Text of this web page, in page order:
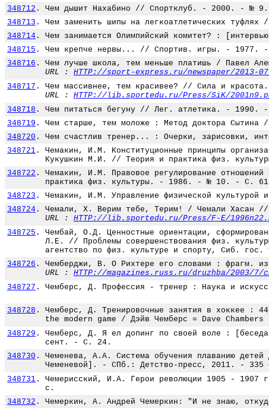
348712 . Чем дышит Нахабино // Спортклуб. - 2000. - №
348713 . Чем заменить шипы на легкоатлетических
348714 . Чем занимается Олимпийский комитет? :
348715 . Чем крепче нервы... // Спортив. игры. -
348716 .
Чем лучше школа, тем меньше платишь / Павел
URL : HTTP://sport-express.ru/newspaper/2013-
348717 .
Чем массивнее, тем красивее? // Сила и
URL : HTTP://lib.sportedu.ru/Press/SiK/
348718 . Чем питаться бегуну // Лег. атлетика. -
348719 . Чем старше, тем моложе : Метод доктора
348720 . Чем счастлив тренер... : Очерки,
348721 .
Чемакин, И.М. Конституционные принципы
Кукушкин М.И. // Теория и практика физ.
348722 .
Чемакин, И.М. Правовое регулирование
практика физ. культуры. - 1986. - № 10. - С.
348723 . Чемакин, И.М. Управление физической
348724 .
Чемали, Х. Верим тебе, Терим! / Чемали
URL : HTTP://lib.sportedu.ru/Press/F-E/
348725 .
Чембай, О.Д. Ценностные ориентации,
Л.Е. // Проблемы совершенствования физ.
агентство по физ. культуре и спорту, Сиб.
348726 .
Чемберджи, В. О Рихтере его словами :
URL : HTTP://magazines.russ.ru/druzhba/2003/7/
348727 . Чемберс, Д. Профессия - тренер : Наука и
348728 .
Чемберс, Д. Тренировочные занятия в хоккее :
the modern game / Дэйв Чемберс = Dave
348729 .
Чемберс, Д. Я ел допинг по своей воле :
сент. - С. 24.
348730 .
Чеменева, А.А. Система обучения плаванию
Чеменевой]. - СПб.: Детство-пресс, 2011. - 335
348731 .
Чемерисский, И.А. Герои революции 1905 -
с.
348732 . Чемеркин, А. Андрей Чемеркин: "И не знаю,